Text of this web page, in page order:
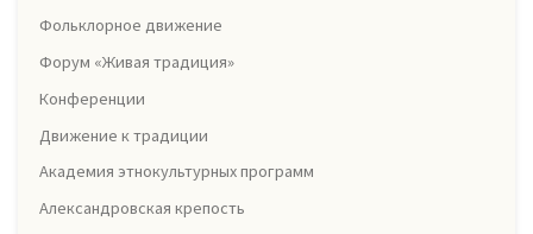
Фольклорное движение
Форум «Живая традиция»
Конференции
Движение к традиции
Академия этнокультурных программ
Александровская крепость